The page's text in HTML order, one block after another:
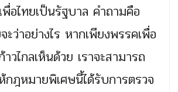
อไทยเป็นรัฐบาล คำถามคือ
ะว่าอย่างไร หากเพียงพรรคเพื่อ
วไกลเห็นด้วย เราจะสามารถ
กฎหมายพิเศษนี้ได้รับการตรวจ